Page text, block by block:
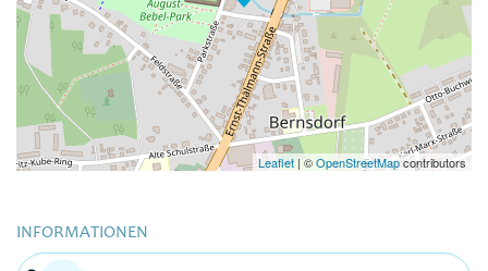
Leaflet | ©OpenStreetMapcontributors
INFORMATIONEN